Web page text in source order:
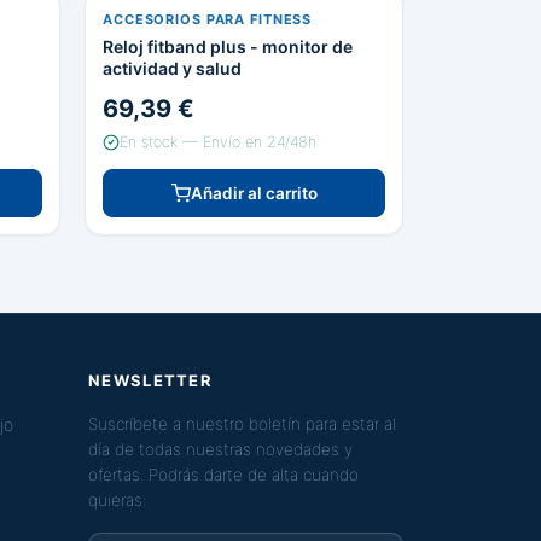
ACCESORIOS PARA FITNESS
Reloj fitband plus - monitor de
actividad y salud
69,39 €
En stock — Envío en 24/48h
Añadir al carrito
NEWSLETTER
Suscríbete a nuestro boletín para estar al
día de todas nuestras novedades y
ofertas. Podrás darte de alta cuando
quieras: